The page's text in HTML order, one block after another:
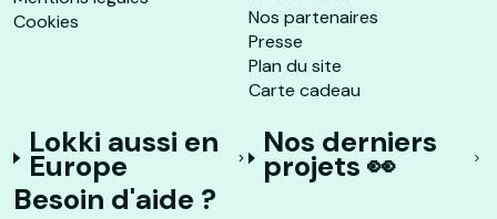
Cookies
Nos partenaires
Presse
Plan du site
Carte cadeau
Lokki aussi en
Europe
Nos derniers
projets 👀
Besoin d'aide ?